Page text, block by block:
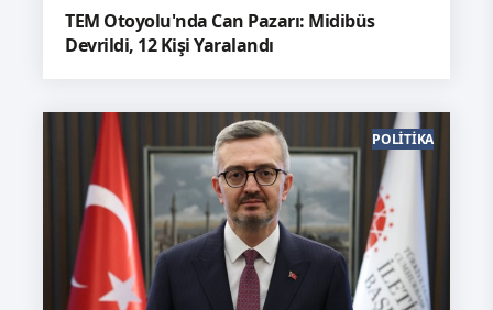
TEM Otoyolu'nda Can Pazarı: Midibüs
Devrildi, 12 Kişi Yaralandı
POLITIKA